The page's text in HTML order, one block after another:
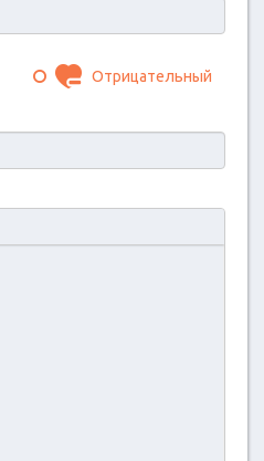
Отрицательный